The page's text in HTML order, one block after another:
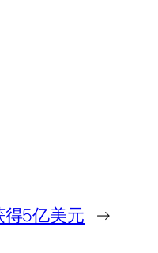
5亿美元 →